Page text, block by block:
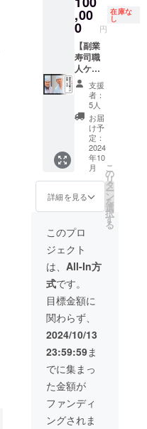
ご指定
のイベ
ント会
場へ出
向き お
刺身や
お寿司
等ご希
望の調
理法で
マグロ
半身を
楽しん
でいた
だきま
す。
※20〜
50名様
※2025
年内に
開催で
きる方
のみ
である
宮本健
好さん
が解体
ショー
を行い
副業寿
司職人
が調理
いたし
ます。
〈ご提
供方
法〉
メール
にてス
ケ
ジュー
後 支援
者様ご
指定の
イベン
ト会場
へ出向
き お刺
身やお
寿司等
ご希望
の調理
法で
丸々一
本楽し
んでい
ただき
ます。
※50〜
,00
0 円
在庫な
し
【副業
寿司職
人ケー
タリン
グチ
ケッ
ト】 副
業寿司
職人が
支援者
様のも
とへ直
接伺い
お寿司
を提供
ます
（代表
の植松
も帯同
します
のでご
安心く
ださ
い）
５〜８
名様で
利用可
能で
す。
〈ご提
供方
法〉
メール
支援
者：
5人
お届
け予
定：
2024
年10
月
詳細を見る
こ
の
リ
タ
ー
ン
を
選
択
す
る
このプロ
ジェクト
は、 All-In方
式です。
目標金額に
関わらず、
2024/10/13
23:59:59ま
でに集まっ
た金額が
ファンディ
ングされま